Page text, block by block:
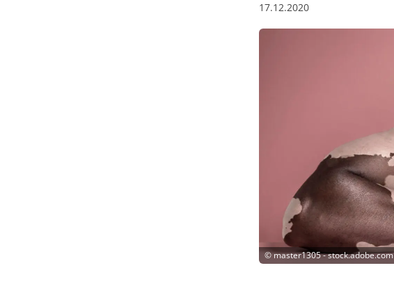
17.12.2020
©master1305 - stock.adobe.com